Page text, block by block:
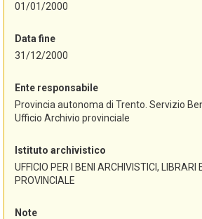
01/01/2000
Data fine
31/12/2000
Ente responsabile
Provincia autonoma di Trento. Servizio
Ufficio Archivio provinciale
Istituto archivistico
UFFICIO PER I BENI ARCHIVISTICI, LIBRARI
PROVINCIALE
Note